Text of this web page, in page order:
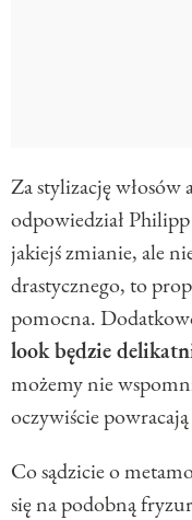
Za stylizację
odpowiedział
jakiejś zmianie, ale
drastycznego, to
pomocna.
look będzie
możemy nie
oczywiście
Co sądzicie o
się na podobną